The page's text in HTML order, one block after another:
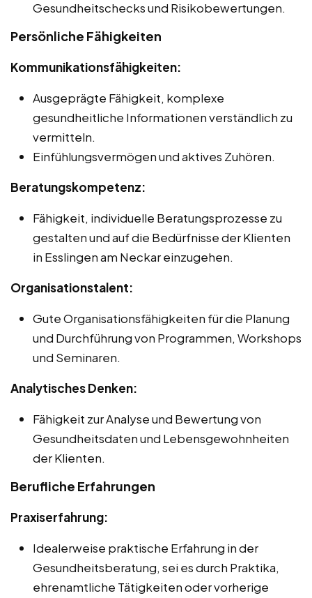
Gesundheitschecks und Risikobewertungen.
Persönliche Fähigkeiten
Kommunikationsfähigkeiten:
Ausgeprägte Fähigkeit, komplexe
gesundheitliche Informationen verständlich zu
vermitteln.
Einfühlungsvermögen und aktives Zuhören.
Beratungskompetenz:
Fähigkeit, individuelle Beratungsprozesse zu
gestalten und auf die Bedürfnisse der Klienten
in Esslingen am Neckar einzugehen.
Organisationstalent:
Gute Organisationsfähigkeiten für die Planung
und Durchführung von Programmen, Workshops
und Seminaren.
Analytisches Denken:
Fähigkeit zur Analyse und Bewertung von
Gesundheitsdaten und Lebensgewohnheiten
der Klienten.
Berufliche Erfahrungen
Praxiserfahrung:
Idealerweise praktische Erfahrung in der
Gesundheitsberatung, sei es durch Praktika,
ehrenamtliche Tätigkeiten oder vorherige